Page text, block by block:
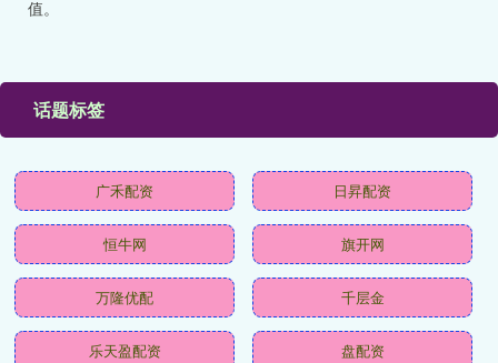
值。
话题标签
广禾配资 日昇配资
恒牛网 旗开网
万隆优配 千层金
乐天盈配资 盘配资